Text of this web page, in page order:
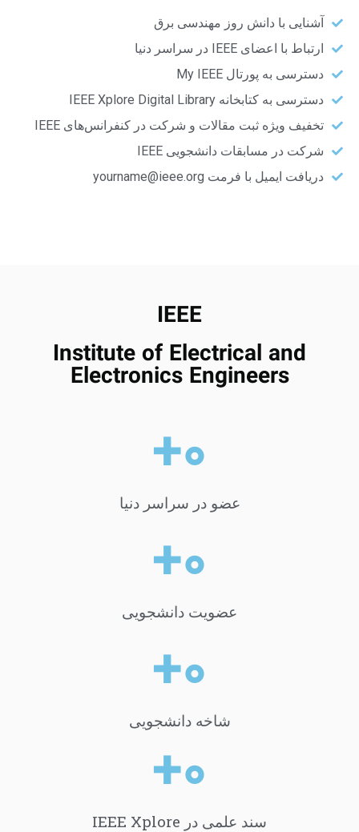
آشنایی با دانش روز مهندسی برق
ارتباط با اعضای IEEE در سراسر دنیا
دسترسی به پورتال My IEEE
دسترسی به کتابخانه IEEE Xplore Digital Library
تخفیف ویژه ثبت مقالات و شرکت در کنفرانس‌های IEEE
شرکت در مسابقات دانشجویی IEEE
دریافت ایمیل با فرمت yourname@ieee.org
IEEE
Institute of Electrical and
Electronics Engineers
۰+
عضو در سراسر دنیا
۰+
عضویت دانشجویی
۰+
شاخه دانشجویی
۰+
سند علمی در IEEE Xplore